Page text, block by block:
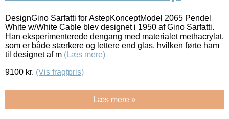
DesignGino Sarfatti for AstepKonceptModel 2065 Pendel
White w/White Cable blev designet i 1950 af Gino Sarfatti.
Han eksperimenterede dengang med materialet methacrylat,
som er både stærkere og lettere end glas, hvilken førte ham
til designet af m (Læs mere)
9100 kr. (Vis fragtpris)
Læs mere »